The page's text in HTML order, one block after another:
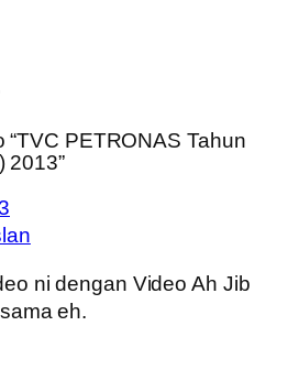
“TVC PETRONAS Tahun
2013”
ni dengan Video Ah Jib
eh.